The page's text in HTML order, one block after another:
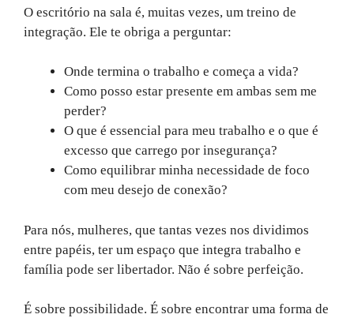
O escritório na sala é, muitas vezes, um treino de
integração. Ele te obriga a perguntar:
Onde termina o trabalho e começa a vida?
Como posso estar presente em ambas sem me
perder?
O que é essencial para meu trabalho e o que é
excesso que carrego por insegurança?
Como equilibrar minha necessidade de foco
com meu desejo de conexão?
Para nós, mulheres, que tantas vezes nos dividimos
entre papéis, ter um espaço que integra trabalho e
família pode ser libertador. Não é sobre perfeição.
É sobre possibilidade. É sobre encontrar uma forma de